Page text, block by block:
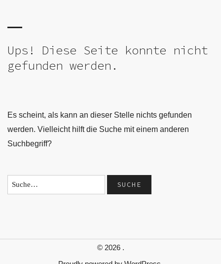
Ups! Diese Seite konnte nicht
gefunden werden.
Es scheint, als kann an dieser Stelle nichts gefunden
werden. Vielleicht hilft die Suche mit einem anderen
Suchbegriff?
© 2026 .